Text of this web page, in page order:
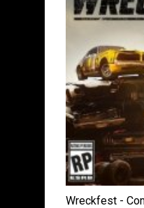
Wreckfest -